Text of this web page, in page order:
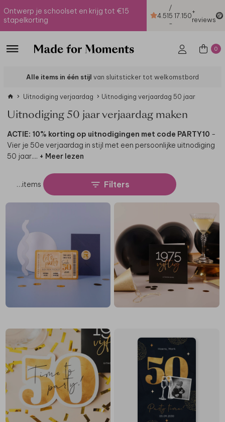
Ontwerp je schoolset en krijg tot €15
stapelkorting
4.51
/
5
-
17.150+
reviews
0
Alle items in één stijl van sluitsticker tot welkomstbord
Uitnodiging verjaardag Uitnodiging verjaardag 50 jaar
Uitnodiging 50 jaar verjaardag maken
ACTIE: 10% korting op uitnodigingen met code PARTY10 -
Vier je 50e verjaardag in stijl met een persoonlijke uitnodiging
50 jaar.... + Meer lezen
…items Filters